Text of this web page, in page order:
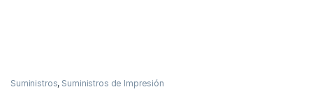
Suministros, Suministros de Impresión